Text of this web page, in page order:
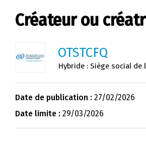
Créateur ou
OTSTCFQ
Hybride : Siège social
Date de publication : 27/02/2026
Date limite : 29/03/2026